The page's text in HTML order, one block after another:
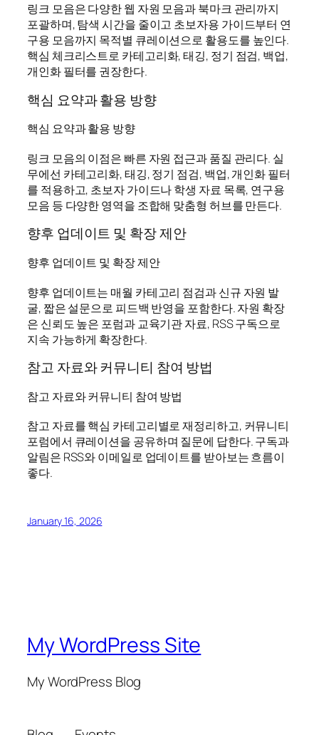
링크 모음은 다양한 웹 자원 모음과 북마크 관리까지
포괄하며, 탐색 시간을 줄이고 초보자용 가이드부터 연
구용 모음까지 목적별 큐레이션으로 활용도를 높인다.
핵심 체크리스트로 카테고리화, 태깅, 정기 점검, 백업,
개인화 필터를 권장한다.
핵심 요약과 활용 방향
핵심 요약과 활용 방향
링크 모음의 이점은 빠른 자원 접근과 품질 관리다. 실
무에선 카테고리화, 태깅, 정기 점검, 백업, 개인화 필터
를 적용하고, 초보자 가이드나 학생 자료 목록, 연구용
모음 등 다양한 영역을 조합해 맞춤형 허브를 만든다.
향후 업데이트 및 확장 제안
향후 업데이트 및 확장 제안
향후 업데이트는 매월 카테고리 점검과 신규 자원 발
굴, 짧은 설문으로 피드백 반영을 포함한다. 자원 확장
은 신뢰도 높은 포럼과 교육기관 자료, RSS 구독으로
지속 가능하게 확장한다.
참고 자료와 커뮤니티 참여 방법
참고 자료와 커뮤니티 참여 방법
참고 자료를 핵심 카테고리별로 재정리하고, 커뮤니티
포럼에서 큐레이션을 공유하며 질문에 답한다. 구독과
알림은 RSS와 이메일로 업데이트를 받아보는 흐름이
좋다.
January 16, 2026
My WordPress Site
My WordPress Blog